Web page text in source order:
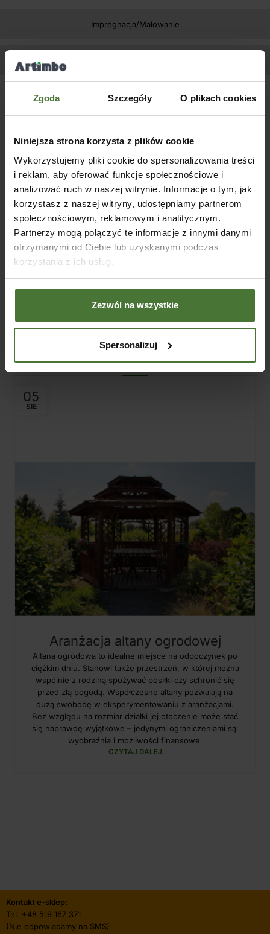
Zgoda Szczegóły O plikach cookies
Niniejsza strona korzysta z plików cookie
Wykorzystujemy pliki cookie do spersonalizowania treści
i reklam, aby oferować funkcje społecznościowe i
analizować ruch w naszej witrynie. Informacje o tym, jak
korzystasz z naszej witryny, udostępniamy partnerom
społecznościowym, reklamowym i analitycznym.
Partnerzy mogą połączyć te informacje z innymi danymi
otrzymanymi od Ciebie lub uzyskanymi podczas
korzystania z ich usług.
Zezwól na wszystkie
Spersonalizuj
Impregnacja/Malowanie
EDANE
łukami
SKU:5042
296,00 240,65zł
DOWIEDZ SIĘ WIĘCEJ
Płot drewniany Roma prosty
60×179 cm
124,00zł (100,81złnetto)
SKU:
Blog
05
SIE
Aranżacja altany ogrodowej
Altana ogrodowa to idealne miejsce na odpoczynek po
ciężkim dniu. Stanowi także przestrzeń, w której można
wspólnie z rodziną spożywać posiłki czy schronić się
przed złą pogodą. Współczesne altany pozwalają na
dużą swobodę w eksperymentowaniu z aranżacjami.
Bez względu na rozmiar działki jej otoczenie może stać
się naprawdę wyjątkowe – jedynymi ograniczeniami są:
wyobraźnia i możliwości finansowe.
CZYTAJ DALEJ
Kontakt e-sklep:
Tel. +48 519 167 371
(Nie odpowiadamy na SMS)